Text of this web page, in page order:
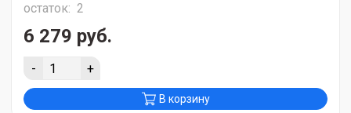
остаток: 2
6 279 руб.
- +
В корзину